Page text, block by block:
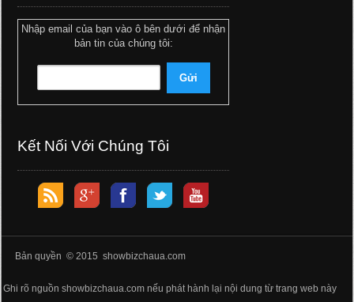
Nhập email của bạn vào ô bên dưới để nhận
bản tin của chúng tôi:
Kết Nối Với Chúng Tôi
Bản quyền © 2015 showbizchaua.com
Ghi rõ nguồn showbizchaua.com nếu phát hành lại nội dung từ trang web này